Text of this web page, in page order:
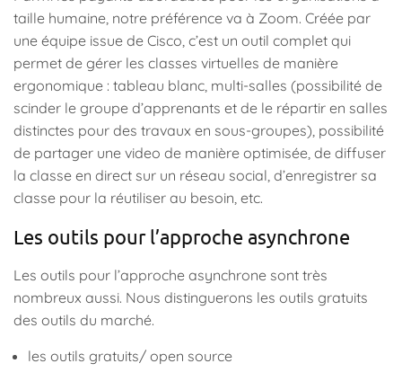
taille humaine, notre préférence va à Zoom. Créée par
une équipe issue de Cisco, c’est un outil complet qui
permet de gérer les classes virtuelles de manière
ergonomique : tableau blanc, multi-salles (possibilité de
scinder le groupe d’apprenants et de le répartir en salles
distinctes pour des travaux en sous-groupes), possibilité
de partager une video de manière optimisée, de diffuser
la classe en direct sur un réseau social, d’enregistrer sa
classe pour la réutiliser au besoin, etc.
Les outils pour l’approche asynchrone
Les outils pour l’approche asynchrone sont très
nombreux aussi. Nous distinguerons les outils gratuits
des outils du marché.
les outils gratuits/ open source